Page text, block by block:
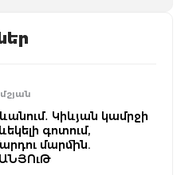
Կիևյան կամրջի
գոտում,
մարմին.